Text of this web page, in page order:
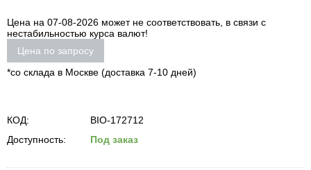
Цена на 07-08-2026 может не соответствовать, в связи с
нестабильностью курса валют!
Цена по запросу
*со склада в Москве (доставка 7-10 дней)
КОД:
BIO-172712
Доступность:
Под заказ